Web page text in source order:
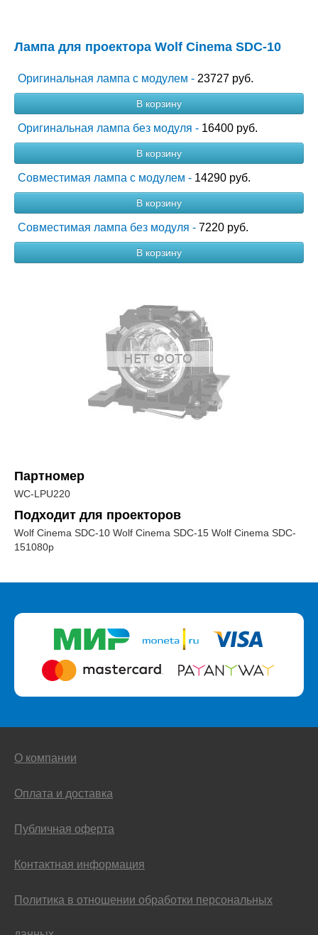
Лампа для проектора Wolf Cinema SDC-10
Оригинальная лампа с модулем - 23727 руб.
В корзину
Оригинальная лампа без модуля - 16400 руб.
В корзину
Совместимая лампа с модулем - 14290 руб.
В корзину
Совместимая лампа без модуля - 7220 руб.
В корзину
Партномер
WC-LPU220
Подходит для проекторов
Wolf Cinema SDC-10 Wolf Cinema SDC-15 Wolf Cinema SDC-
151080p
О компании
Оплата и доставка
Публичная оферта
Контактная информация
Политика в отношении обработки персональных